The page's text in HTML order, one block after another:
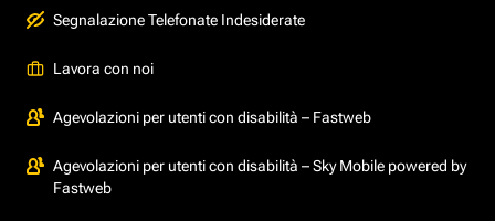
Segnalazione Telefonate Indesiderate
Lavora con noi
Agevolazioni per utenti con disabilità – Fastweb
Agevolazioni per utenti con disabilità – Sky Mobile powered by
Fastweb